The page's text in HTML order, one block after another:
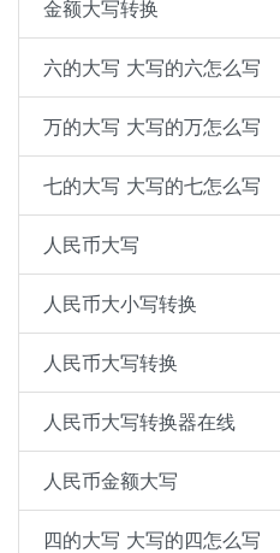
金额大写转换
六的大写 大写的六怎么写
万的大写 大写的万怎么写
七的大写 大写的七怎么写
人民币大写
人民币大小写转换
人民币大写转换
人民币大写转换器在线
人民币金额大写
四的大写 大写的四怎么写